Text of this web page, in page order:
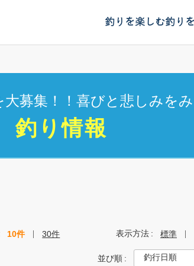
釣りを楽しむ釣り
募集！！喜びと悲しみを
釣り情報
10件 30件 表示方法 標準
並び順